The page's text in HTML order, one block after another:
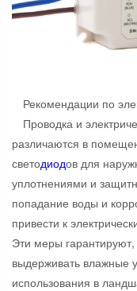
Рекомендации по
Проводка и
различаются в
светодиодов для
уплотнениями и
попадание воды и
привести к
Эти меры
выдерживать влажные
использования в